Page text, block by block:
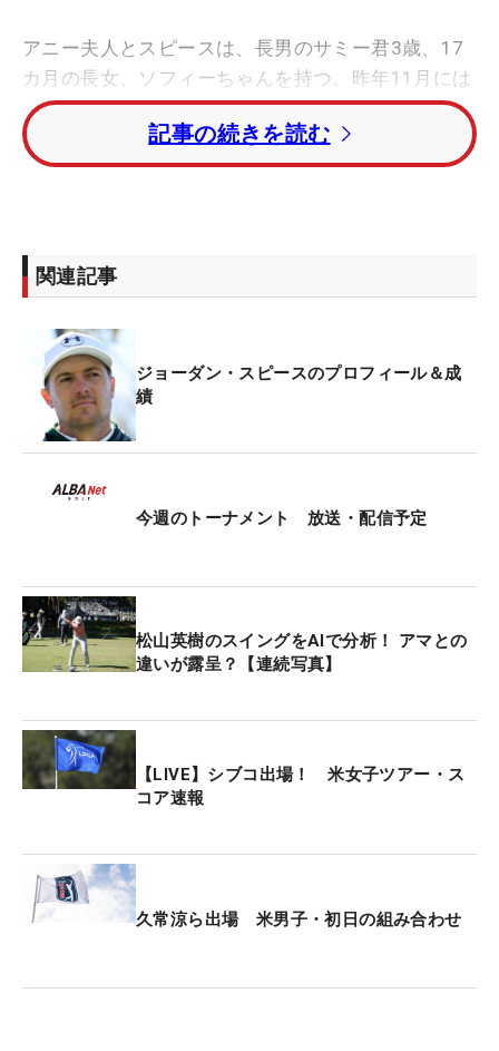
アニー夫人とスピースは、長男のサミー君3歳、17
カ月の長女、ソフィーちゃんを持つ。昨年11月には
長男が3歳になった。
スピースは米ツアー通算13勝。4大メジャーのう
から遠のいており、2022年「RBCヘリテイジ」が最
後の勝利となっている。
記事の続きを読む
関連記事
ジョーダン・スピースのプロフィール＆成
績
今週のトーナメント 放送・配信予定
松山英樹のスイングをAIで分析！ アマとの
違いが露呈？【連続写真】
【LIVE】シブコ出場！ 米女子ツアー・ス
コア速報
久常涼ら出場 米男子・初日の組み合わせ